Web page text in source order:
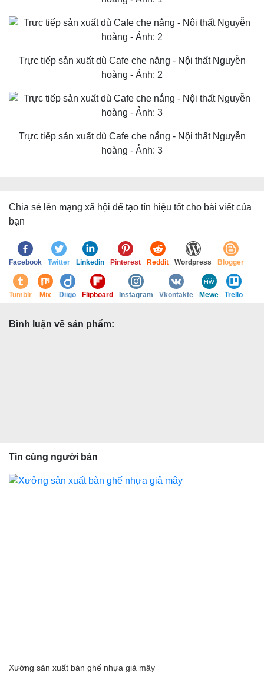
Trực tiếp sản xuất dù Cafe che nắng - Nội thất Nguyễn
hoàng - Ảnh: 2
Trực tiếp sản xuất dù Cafe che nắng - Nội thất Nguyễn
hoàng - Ảnh: 3
Chia sẻ lên mạng xã hội để tạo tín hiệu tốt cho bài viết của
bạn
Facebook Twitter Linkedin Pinterest Reddit Wordpress Blogger
Tumblr Mix Diigo Flipboard Instagram Vkontakte Mewe Trello
Bình luận về sản phẩm:
Tin cùng người bán
Xưởng sản xuất bàn ghế nhựa giả mây